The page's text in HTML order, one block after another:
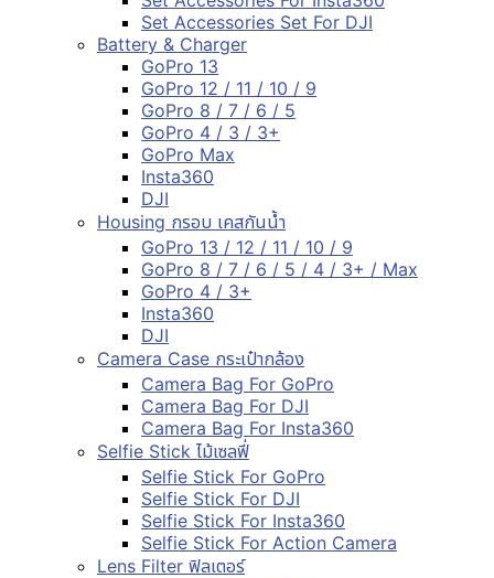
Set Accessories Set For DJI
Battery & Charger
GoPro 13
GoPro 12 / 11 / 10 / 9
GoPro 8 / 7 / 6 / 5
GoPro 4 / 3 / 3+
GoPro Max
Insta360
DJI
Housing กรอบ เคสกันน้ำ
GoPro 13 / 12 / 11 / 10 / 9
GoPro 8 / 7 / 6 / 5 / 4 / 3+ / Max
GoPro 4 / 3+
Insta360
DJI
Camera Case กระเป๋ากล้อง
Camera Bag For GoPro
Camera Bag For DJI
Camera Bag For Insta360
Selfie Stick ไม้เซลฟี่
Selfie Stick For GoPro
Selfie Stick For DJI
Selfie Stick For Insta360
Selfie Stick For Action Camera
Lens Filter ฟิลเตอร์